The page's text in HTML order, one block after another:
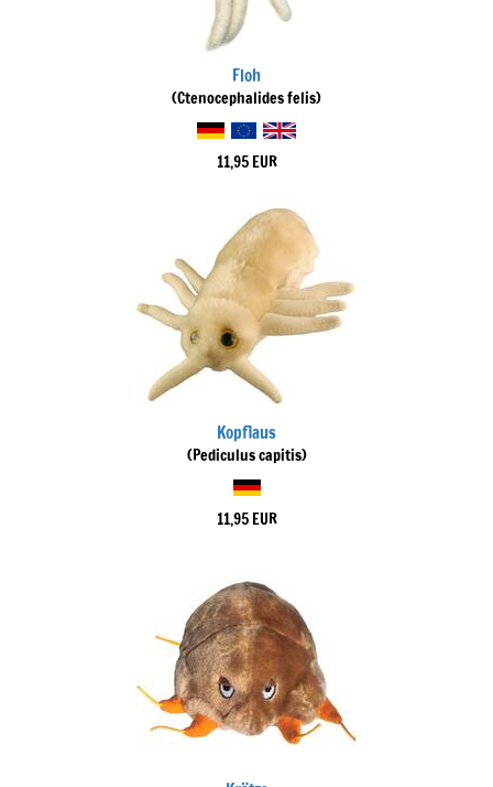
Floh
(Ctenocephalides felis)
11,95 EUR
Kopflaus
(Pediculus capitis)
11,95 EUR